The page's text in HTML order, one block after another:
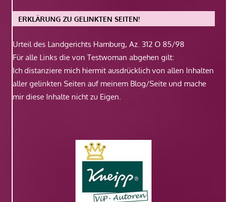
ERKLÄRUNG ZU GELINKTEN SEITEN!
Urteil des Landgerichts Hamburg, Az. 312 O 85/98
Für alle Links die von Testwoman abgehen gilt:
Ich distanziere mich hiermit ausdrücklich von allen Inhalten
aller gelinkten Seiten auf meinem Blog/Seite und mache
mir diese Inhalte nicht zu Eigen.